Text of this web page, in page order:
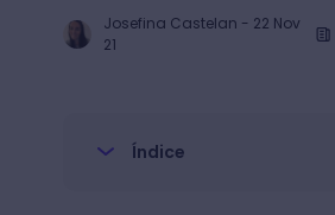
Josefina Castelan - 22 Nov
21
Índice